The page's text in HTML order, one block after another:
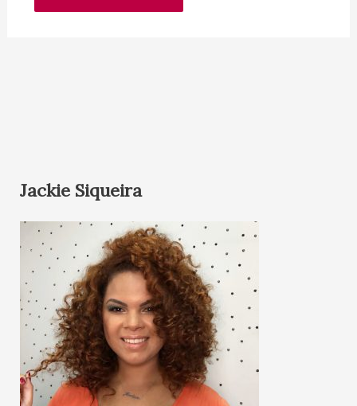
Jackie Siqueira